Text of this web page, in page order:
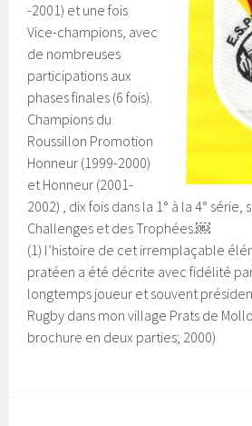
-2001) et une fois
Vice-champions, avec
de nombreuses
participations aux
phases finales (6 fois).
Champions du
Roussillon Promotion
Honneur (1999-2000)
et Honneur (2001-
2002) , dix fois dans la 1° à la 4° série,
Challenges et des Trophées.￼
(1) l’histoire de cet irremplaçable
pratéen a été décrite avec fidélité par
longtemps joueur et souvent
Rugby dans mon village Prats de
brochure en deux parties; 2000)